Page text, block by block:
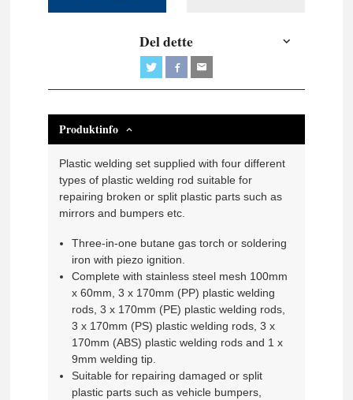
Del dette
Produktinfo
Plastic welding set supplied with four different
types of plastic welding rod suitable for
repairing broken or split plastic parts such as
mirrors and bumpers etc.
Three-in-one butane gas torch or soldering
iron with piezo ignition.
Complete with stainless steel mesh 100mm
x 60mm, 3 x 170mm (PP) plastic welding
rods, 3 x 170mm (PE) plastic welding rods,
3 x 170mm (PS) plastic welding rods, 3 x
170mm (ABS) plastic welding rods and 1 x
9mm welding tip.
Suitable for repairing damaged or split
plastic parts such as vehicle bumpers,